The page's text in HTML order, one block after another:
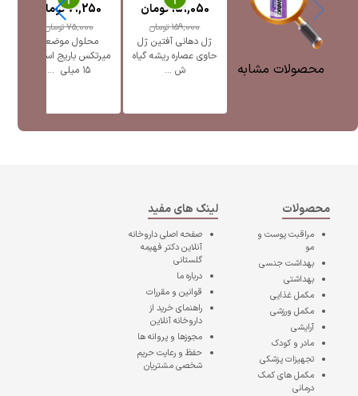
محصولات مشابه
ژل دهانی آفتین ژل
حاوی عصاره ریشه گیاه
ش ...
159,000تومان
151,050تومان
محلول موضعی
میرتکس باریج اسانس
۱۵ میلی ‎ ...
75,000تومان
71,250تومان
محصولات
مراقبت پوست و
مو
بهداشت جنسی
بهداشتی
مکمل غذایی
مکمل ورزشی
آرایشی
مادر و کودک
تجهیزات پزشکی
مکمل های کمک
درمانی
لینک های مفید
صفحه اصلیداروخانه
آنلاین دکتر فهیمه
گلستانی
درباره ما
قوانین و مقررات
راهنمای خرید از
داروخانه آنلاین
مجوزها و پروانه ها
حفظ و رعایت حریم
شخصی مشتریان